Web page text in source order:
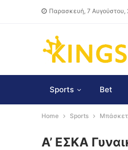
Παρασκευή, 7 Αυγούστου,
Sports Bet
Home Sports Μπάσκετ
Α’ ΕΣΚΑ